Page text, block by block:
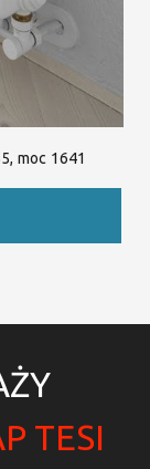
moc 1641
TESI